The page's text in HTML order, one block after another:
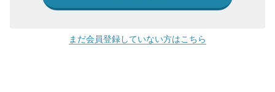
まだ会員登録していない方はこちら